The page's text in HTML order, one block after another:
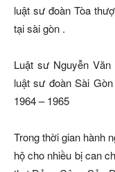
luật sư đoàn Tòa
tại sài gòn .
Luật sư Nguyễn
luật sư đoàn Sài
1964 – 1965
Trong thời gian hành
hộ cho nhiều bị can